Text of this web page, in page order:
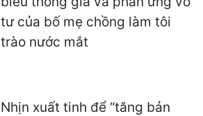
tư của bố mẹ chồng làm tôi
trào nước mắt
Nhịn xuất tinh để “tăng bản